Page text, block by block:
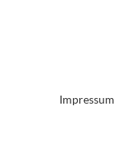
Impressum